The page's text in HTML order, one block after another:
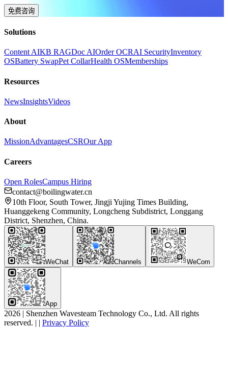
免费咨询
Solutions
Content AIKB RAGDoc AIOrder OCRAI SecurityInventory
OSBattery SwapPet CollarHealth OSMemberships
Resources
NewsInsightsVideos
About
MissionAdvantagesCSROur App
Careers
Open RolesCampus Hiring
contact@boilingwater.cn
10th Floor, South Tower, Jingji Yujing Times Building,
Huanggekeng Community, Longcheng Subdistrict, Longgang
District, Shenzhen, China.
WeChat Channels WeCom
App
2026 | Shenzhen Wavesteam Technology Co., Ltd. All rights
reserved. | | Privacy Policy